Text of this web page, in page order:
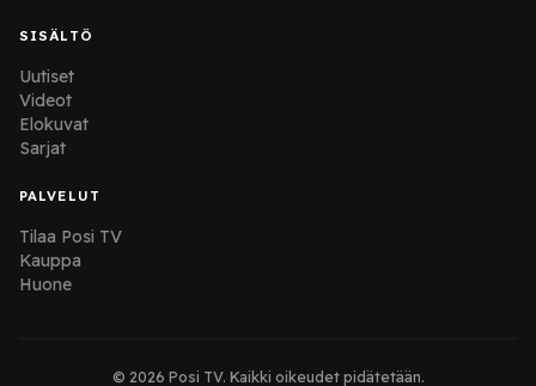
SISÄLTÖ
Uutiset
Videot
Elokuvat
Sarjat
PALVELUT
Tilaa Posi TV
Kauppa
Huone
© 2026 Posi TV. Kaikki oikeudet pidätetään.